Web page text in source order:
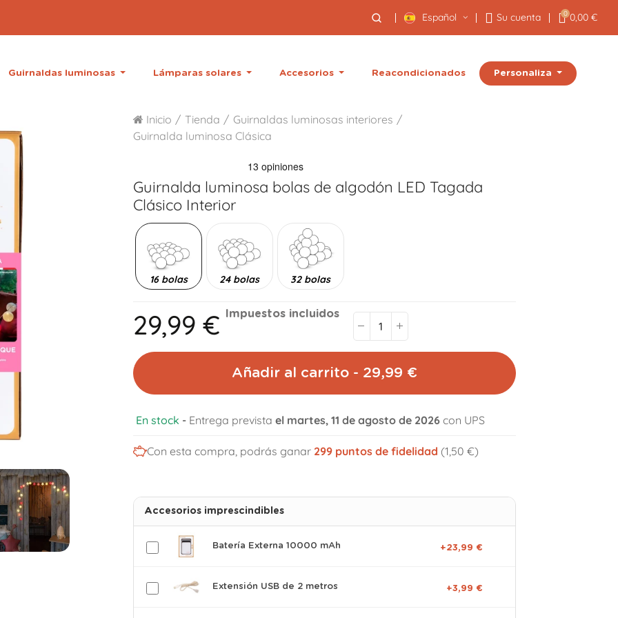
Español Su cuenta 0 0,00 €
Guirnaldas luminosas Lámparas solares Accesorios Reacondicionados Personaliza
Inicio Tienda
Guirnaldas luminosas interiores
Guirnalda luminosa Clásica
Guirnalda luminosa bolas de algodón LED Tagada
Clásico Interior
16 bolas 24 bolas 32 bolas
29,99 € Impuestos incluidos
Añadir al carrito - 29,99 €
En stock - Entrega prevista el martes, 11 de agosto de 2026 con UPS
Con esta compra, podrás ganar 299puntos de fidelidad (1,50 €)
Accesorios imprescindibles
Batería Externa 10000 mAh +23,99 €
Extensión USB de 2 metros +3,99 €